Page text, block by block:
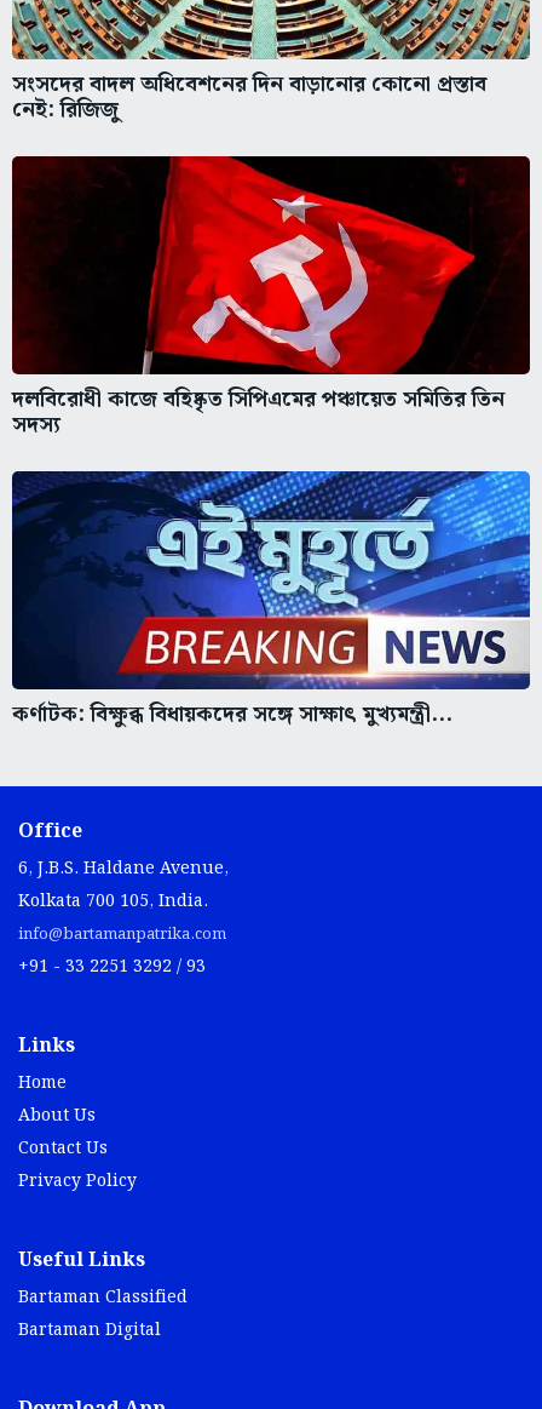
সংসদের বাদল অধিবেশনের দিন বাড়ানোর কোনো প্রস্তাব
নেই: রিজিজু
দলবিরোধী কাজে বহিষ্কৃত সিপিএমের পঞ্চায়েত সমিতির তিন
সদস্য
কর্ণাটক: বিক্ষুব্ধ বিধায়কদের সঙ্গে সাক্ষাৎ মুখ্যমন্ত্রী...
Office
6, J.B.S. Haldane Avenue,
Kolkata 700 105, India.
info@bartamanpatrika.com
+91 - 33 2251 3292 / 93
Links
Home
About Us
Contact Us
Privacy Policy
Useful Links
Bartaman Classified
Bartaman Digital